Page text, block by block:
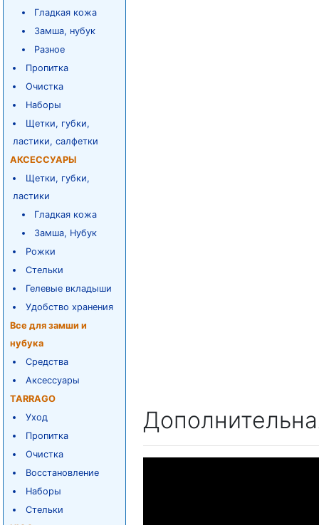
Гладкая кожа
Замша, нубук
Разное
Пропитка
Очистка
Наборы
Щетки, губки,
ластики, салфетки
АКСЕССУАРЫ
Щетки, губки,
ластики
Гладкая кожа
Замша, Нубук
Рожки
Стельки
Гелевые вкладыши
Удобство хранения
Все для замши и
нубука
Средства
Аксессуары
TARRAGO
Уход
Пропитка
Очистка
Восстановление
Наборы
Стельки